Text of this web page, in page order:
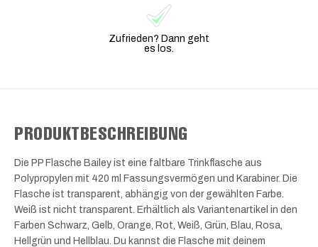
Zufrieden? Dann geht
es los.
PRODUKTBESCHREIBUNG
Die PP Flasche Bailey ist eine faltbare Trinkflasche aus
Polypropylen mit 420 ml Fassungsvermögen und Karabiner. Die
Flasche ist transparent, abhängig von der gewählten Farbe.
Weiß ist nicht transparent. Erhältlich als Variantenartikel in den
Farben Schwarz, Gelb, Orange, Rot, Weiß, Grün, Blau, Rosa,
Hellgrün und Hellblau. Du kannst die Flasche mit deinem